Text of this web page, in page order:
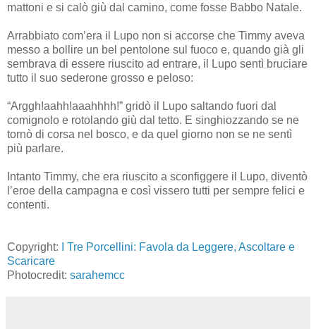
mattoni e si calò giù dal camino, come fosse Babbo Natale.
Arrabbiato com’era il Lupo non si accorse che Timmy aveva
messo a bollire un bel pentolone sul fuoco e, quando già gli
sembrava di essere riuscito ad entrare, il Lupo sentì bruciare
tutto il suo sederone grosso e peloso:
“Arggh!aahh!aaahhhh!” gridò il Lupo saltando fuori dal
comignolo e rotolando giù dal tetto. E singhiozzando se ne
tornò di corsa nel bosco, e da quel giorno non se ne sentì
più parlare.
Intanto Timmy, che era riuscito a sconfiggere il Lupo, diventò
l’eroe della campagna e così vissero tutti per sempre felici e
contenti.
Copyright:
I Tre Porcellini: Favola da Leggere, Ascoltare e
Scaricare
Photocredit: sarahemcc